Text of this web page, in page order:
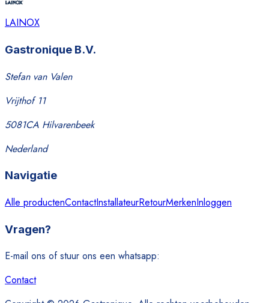
LAINOX
Gastronique B.V.
Stefan van Valen
Vrijthof 11
5081CA Hilvarenbeek
Nederland
Navigatie
Alle productenContactInstallateurRetourMerkenInloggen
Vragen?
E-mail ons of stuur ons een whatsapp:
Contact